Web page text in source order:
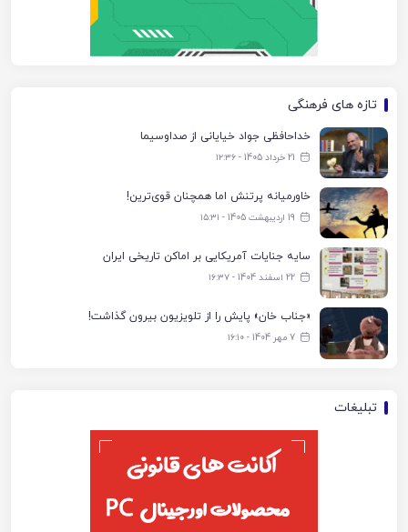
تازه های فرهنگی
خداحافظی جواد خیایانی از صداوسیما
21 خرداد 1405 - ۱۲:۳۶
خاورمیانه پرتنش اما همچنان قوی‌ترین!
19 اردیبهشت 1405 - ۱۵:۳۱
سایه جنایات آمریکایی بر اماکن تاریخی ایران
22 اسفند 1404 - ۱۶:۳۷
«جناب خان» پایش را از تلویزیون بیرون گذاشت!
7 مهر 1404 - ۱۶:۱۰
تبلیغات